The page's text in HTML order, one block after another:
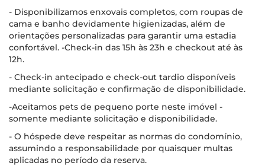
- Disponibilizamos enxovais completos, com roupas de
cama e banho devidamente higienizadas, além de
orientações personalizadas para garantir uma estadia
confortável. -Check-in das 15h às 23h e checkout até às
12h.
- Check-in antecipado e check-out tardio disponíveis
mediante solicitação e confirmação de disponibilidade.
-Aceitamos pets de pequeno porte neste imóvel -
somente mediante solicitação e disponibilidade.
- O hóspede deve respeitar as normas do condomínio,
assumindo a responsabilidade por quaisquer multas
aplicadas no período da reserva.